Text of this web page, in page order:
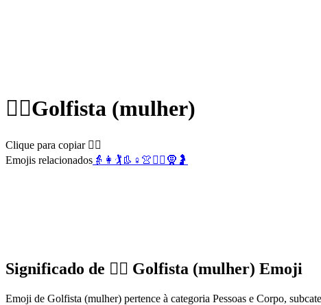
🏌️‍♀️Golfista (mulher)
Clique para copiar 🏌️‍♀️
Emojis relacionados 👵 👩 🏌️ 👢 ♀️ 👚 🏌️‍♂️ 🧕 🤰
Significado de 🏌️‍♀️ Golfista (mulher) Emoji
Emoji de Golfista (mulher) pertence à categoria Pessoas e Corpo,